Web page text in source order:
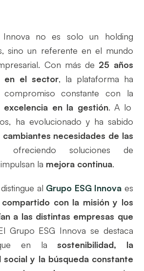
Innova no es solo un holding
sino un referente en el mundo
Con más de 25 años
en el sector, la plataforma ha
compromiso constante con la
excelencia en la gestión. A lo
ha evolucionado y ha sabido
necesidades de las
ofreciendo soluciones de
la mejora continua.
al Grupo ESG Innova es
con la misión y los
a las distintas empresas que
Grupo ESG Innova se destaca
en lasostenibilidad, la
social y la búsqueda constante